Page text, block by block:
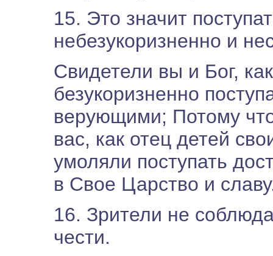
15. Это значит
небезукоризненно и
Свидетели вы и Бог,
безукоризненно
верующими; Потому
вас, как отец детей
умоляли поступать
в Свое Царство и
16. Зрители не
чести.